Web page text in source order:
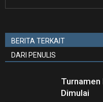
BERITA TERKAIT
DARI PENULIS
Turnamen
Dimulai